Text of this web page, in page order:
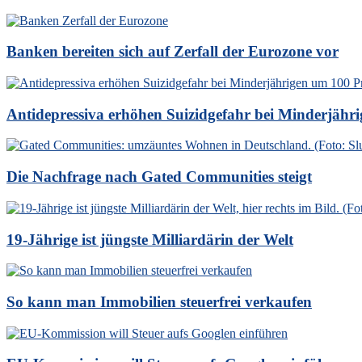
Banken bereiten sich auf Zerfall der Eurozone vor
Antidepressiva erhöhen Suizidgefahr bei
Die Nachfrage nach Gated Communities steigt
19-Jährige ist jüngste Milliardärin der Welt
So kann man Immobilien steuerfrei verkaufen